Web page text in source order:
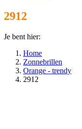
2912
Je bent hier:
Home
Zonnebrillen
Orange - trendy
2912